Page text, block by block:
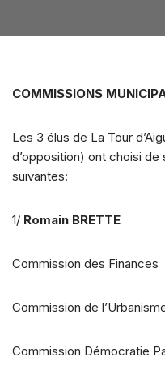
COMMISSIONS
Les 3 élus de La Tour
d’opposition) ont choisi
suivantes:
1/ Romain BRETTE
Commission des Finances
Commission de
Commission Démocratie